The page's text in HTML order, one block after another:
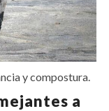
y compostura.
a